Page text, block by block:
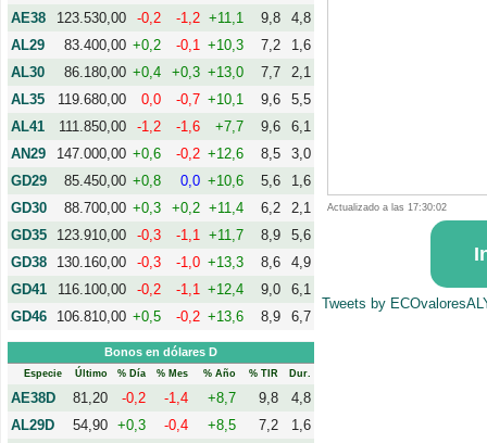
AE38 123.530,00 -0,2 -1,2 +11,1 9,8
4,8
AL29
83.400,00 +0,2 -0,1 +10,3 7,2
1,6
AL30
86.180,00 +0,4 +0,3 +13,0 7,7
2,1
AL35
119.680,00 0,0 -0,7 +10,1 9,6
5,5
AL41
111.850,00 -1,2 -1,6 +7,7 9,6
6,1
AN29
147.000,00 +0,6 -0,2 +12,6 8,5
3,0
GD29
85.450,00 +0,8 0,0 +10,6 5,6
1,6
GD30
88.700,00 +0,3 +0,2 +11,4 6,2
2,1
GD35
123.910,00 -0,3 -1,1 +11,7 8,9
5,6
GD38
130.160,00 -0,3 -1,0 +13,3 8,6
4,9
GD41
116.100,00 -0,2 -1,1 +12,4 9,0
6,1
GD46
106.810,00 +0,5 -0,2 +13,6 8,9 6,7
Bonos en dólares D
Especie Último % Día % Mes % Año % TIR Dur.
AE38D 81,20 -0,2 -1,4 +8,7 9,8
4,8
AL29D
54,90 +0,3 -0,4 +8,5 7,2
1,6
Actualizado a las 17:30:02
Tweets by